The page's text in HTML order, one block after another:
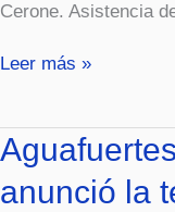
Cerone. Asistencia
Leer más »
anunció la
Aguafuertes
porteñas:
Se